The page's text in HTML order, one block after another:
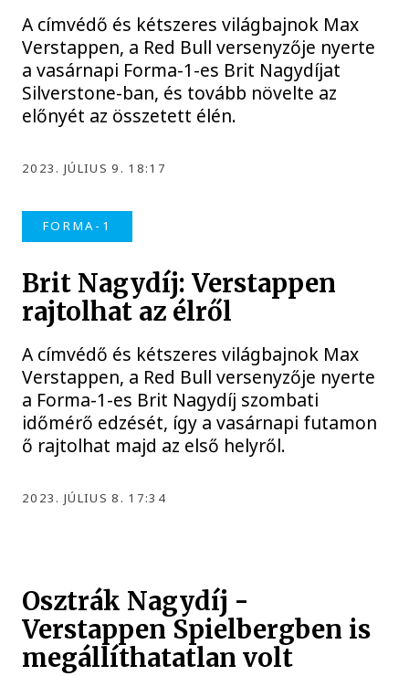
A címvédő és kétszeres világbajnok Max
Verstappen, a Red Bull versenyzője nyerte
a vasárnapi Forma-1-es Brit Nagydíjat
Silverstone-ban, és tovább növelte az
előnyét az összetett élén.
2023. JÚLIUS 9. 18:17
FORMA-1
Brit Nagydíj: Verstappen
rajtolhat az élről
A címvédő és kétszeres világbajnok Max
Verstappen, a Red Bull versenyzője nyerte
a Forma-1-es Brit Nagydíj szombati
időmérő edzését, így a vasárnapi futamon
ő rajtolhat majd az első helyről.
2023. JÚLIUS 8. 17:34
Osztrák Nagydíj -
Verstappen Spielbergben is
megállíthatatlan volt